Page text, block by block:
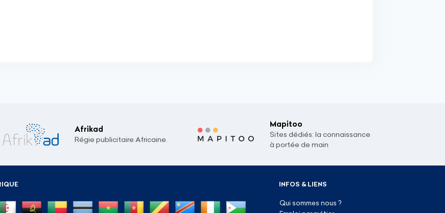
Afrikad
Régie publicitaire Africaine.
Mapitoo
Sites dédiés: la connaissance
à portée de main
INFOS & LIENS
Qui sommes nous ?